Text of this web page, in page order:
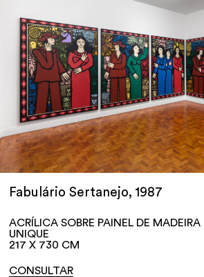
Fabulário Sertanejo, 1987
ACRÍLICA SOBRE PAINEL DE MADEIRA
UNIQUE
217 X 730 CM
CONSULTAR